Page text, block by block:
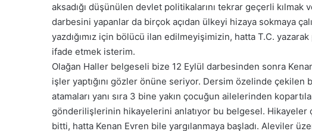
aksadığı düşünülen devlet politikalarını tekrar geçerli
darbesini yapanlar da birçok açıdan ülkeyi hizaya sokmaya
yazdığımız için bölücü ilan edilmeyişimizin, hatta T.C.
ifade etmek isterim.
Olağan Haller belgeseli bize 12 Eylül darbesinden sonra
işler yaptığını gözler önüne seriyor. Dersim özelinde
atamaları yanı sıra 3 bine yakın çocuğun ailelerinden
gönderilişlerinin hikayelerini anlatıyor bu belgesel. Hikayeler
bitti, hatta Kenan Evren bile yargılanmaya başladı. Aleviler